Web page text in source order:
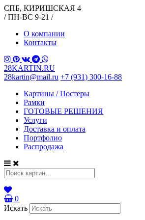
СПБ, КИРИШСКАЯ 4
/ ПН-ВС 9-21 /
О компании
Контакты
28KARTIN.RU
28kartin@mail.ru +7 (931) 300-16-88
Картины / Постеры
Рамки
ГОТОВЫЕ РЕШЕНИЯ
Услуги
Доставка и оплата
Портфолио
Распродажа
0
Искать